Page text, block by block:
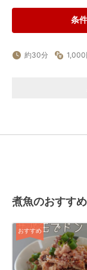
条
約30分 1,000
煮魚のおすす
おすすめ